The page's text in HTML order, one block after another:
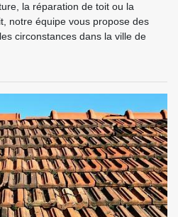
la réparation de toit ou la
notre équipe vous propose des
circonstances dans la ville de